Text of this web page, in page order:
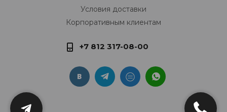
Условия доставки
Корпоративным клиентам
+7 812 317-08-00